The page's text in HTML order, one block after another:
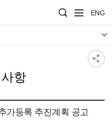
ENG
항
가등록 추진계획 공고